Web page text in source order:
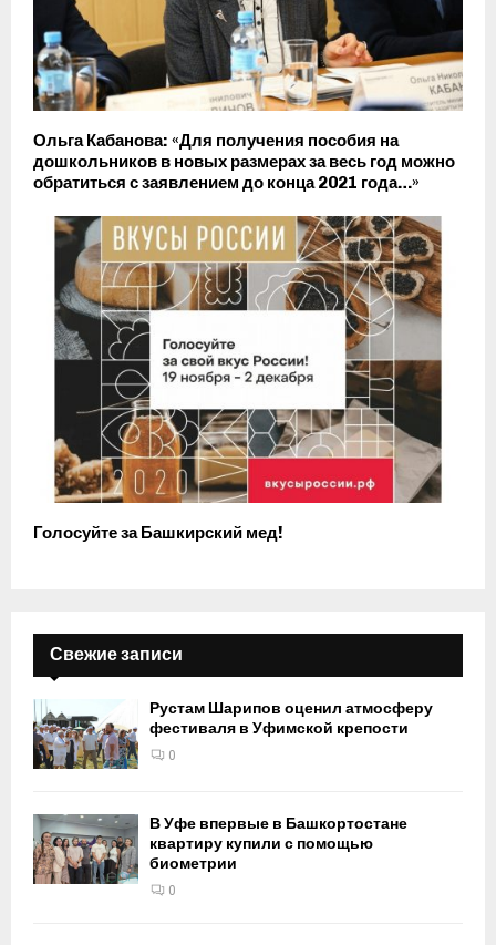
Ольга Кабанова: «Для получения пособия на
дошкольников в новых размерах за весь год можно
обратиться с заявлением до конца 2021 года…»
Голосуйте за Башкирский мед!
Свежие записи
Рустам Шарипов оценил атмосферу
фестиваля в Уфимской крепости
0
В Уфе впервые в Башкортостане
квартиру купили с помощью
биометрии
0